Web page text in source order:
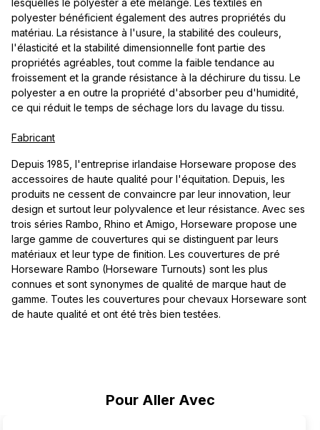
Pour Aller Avec
lesquelles le polyester a été mélangé. Les textiles en
polyester bénéficient également des autres propriétés du
matériau. La résistance à l'usure, la stabilité des couleurs,
l'élasticité et la stabilité dimensionnelle font partie des
propriétés agréables, tout comme la faible tendance au
froissement et la grande résistance à la déchirure du tissu. Le
polyester a en outre la propriété d'absorber peu d'humidité,
ce qui réduit le temps de séchage lors du lavage du tissu.
Fabricant
Depuis 1985, l'entreprise irlandaise Horseware propose des
accessoires de haute qualité pour l'équitation. Depuis, les
produits ne cessent de convaincre par leur innovation, leur
design et surtout leur polyvalence et leur résistance. Avec ses
trois séries Rambo, Rhino et Amigo, Horseware propose une
large gamme de couvertures qui se distinguent par leurs
matériaux et leur type de finition. Les couvertures de pré
Horseware Rambo (Horseware Turnouts) sont les plus
connues et sont synonymes de qualité de marque haut de
gamme. Toutes les couvertures pour chevaux Horseware sont
de haute qualité et ont été très bien testées.